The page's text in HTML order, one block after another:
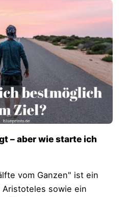
– aber wie starte ich
vom Ganzen" ist ein
sowie ein